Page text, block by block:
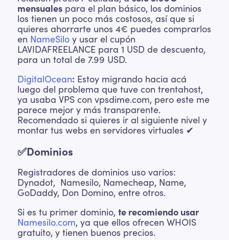
mensuales para el plan básico, los dominios
los tienen un poco más costosos, así que si
quieres ahorrarte unos 4€ puedes comprarlos
en NameSilo y usar el cupón
LAVIDAFREELANCE para 1 USD de descuento,
para un total de 7.99 USD.
DigitalOcean: Estoy migrando hacia acá
luego del problema que tuve con trentahost,
ya usaba VPS con vpsdime.com, pero este me
parece mejor y más transparente.
Recomendado si quieres ir al siguiente nivel y
montar tus webs en servidores virtuales ✔
✅Dominios
Registradores de dominios uso varios:
Dynadot, Namesilo, Namecheap, Name,
GoDaddy, Don Domino, entre otros.
Si es tu primer dominio, te recomiendo usar
Namesilo.com, ya que ellos ofrecen WHOIS
gratuito, y tienen buenos precios.